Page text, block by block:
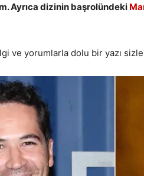
Ayrıca dizinin başrolündeki
ve yorumlarla dolu bir yazı